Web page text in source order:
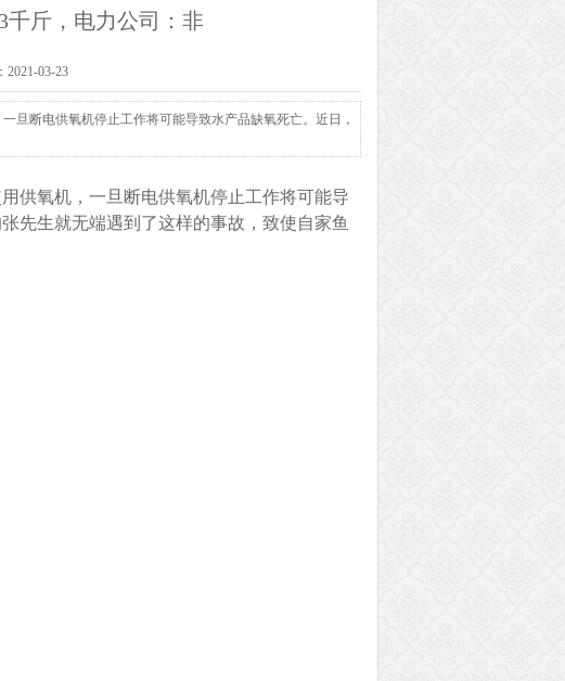
千斤，电力公司：非
03-23
旦断电供氧机停止工作将可能导致水产品缺氧死亡。近日，
供氧机，一旦断电供氧机停止工作将可能导
先生就无端遇到了这样的事故，致使自家鱼